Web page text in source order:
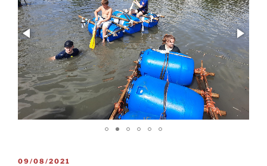
GEPLAATST
09/08/2021